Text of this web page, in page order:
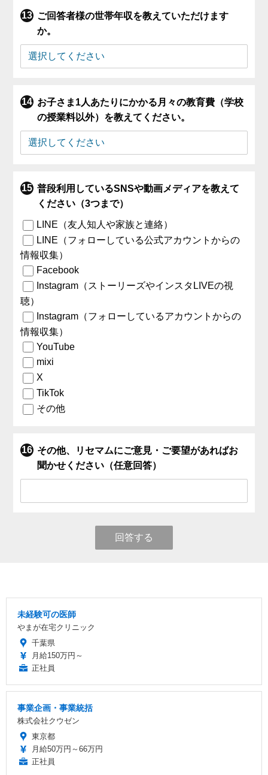
ご回答者様の世帯年収を教えていただけます
か。
お子さま1人あたりにかかる月々の教育費（学校
の授業料以外）を教えてください。
普段利用しているSNSや動画メディアを教えて
ください（3つまで）
LINE（友人知人や家族と連絡）
LINE（フォローしている公式アカウントからの
情報収集）
Facebook
Instagram（ストーリーズやインスタLIVEの視
聴）
Instagram（フォローしているアカウントからの
情報収集）
YouTube
mixi
X
TikTok
その他
その他、リセマムにご意見・ご要望があればお
聞かせください（任意回答）
回答する
未経験可の医師
やまが在宅クリニック
千葉県
月給150万円～
正社員
事業企画・事業統括
株式会社クウゼン
東京都
月給50万円～66万円
正社員